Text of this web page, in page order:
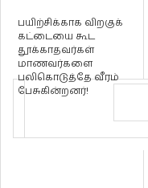
பயிற்சிக்காக விறகுக்
கட்டையை கூட
தூக்காதவர்கள்
மாணவர்களை
பலிகொடுத்தே வீரம்
பேசுகின்றனர்!